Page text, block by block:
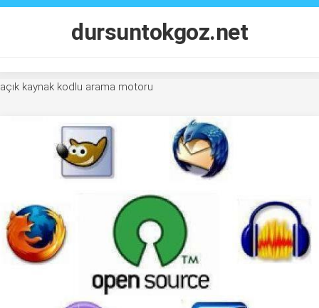
Skip
dursuntokgoz.net
açık kaynak kodlu arama motoru